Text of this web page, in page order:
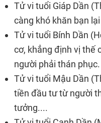
Tử vi tuổi Giáp Dần
càng khó khăn bạn
Tử vi tuổi Bính Dần
cơ, khẳng định vị thế
người phải thán phục.
Tử vi tuổi Mậu Dần
tiền đầu tư từ người
tưởng....